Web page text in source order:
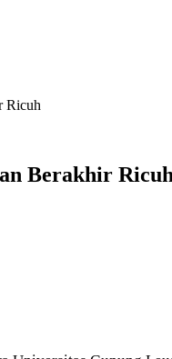
Ricuh
Berakhir Ricuh